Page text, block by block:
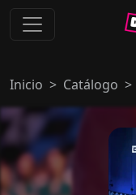
Inicio Catálogo